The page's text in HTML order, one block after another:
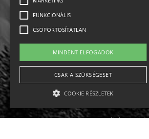
Állásajánlatok
Impresszum-kapcsolat
Jogi nyilatkozat
English
FUNKCIONÁLIS
CSOPORTOSÍTATLAN
MINDENT ELFOGADOK
CSAK A SZÜKSÉGESET
COOKIE RÉSZLETEK